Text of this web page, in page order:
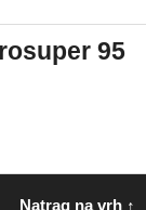
95
Natrag na vrh ↑